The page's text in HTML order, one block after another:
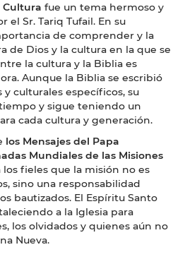
Cultura fue un tema hermoso y
Sr. Tariq Tufail. En su
de comprender y la
de Dios y la cultura en la que se
la cultura y la Biblia es
Aunque la Biblia se escribió
culturales específicos, su
y sigue teniendo un
cada cultura y generación.
los Mensajes del Papa
Mundiales de las Misiones
los fieles que la misión no es
sino una responsabilidad
bautizados. El Espíritu Santo
a la Iglesia para
los olvidados y quienes aún no
Nueva.